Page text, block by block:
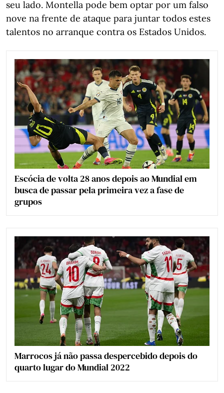
seu lado. Montella pode bem optar por um falso
nove na frente de ataque para juntar todos estes
talentos no arranque contra os Estados Unidos.
Escócia de volta 28 anos depois ao Mundial em
busca de passar pela primeira vez a fase de
grupos
Marrocos já não passa despercebido depois do
quarto lugar do Mundial 2022